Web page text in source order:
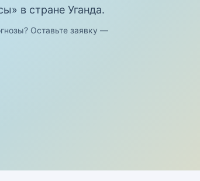
в стране Уганда.
Оставьте заявку —